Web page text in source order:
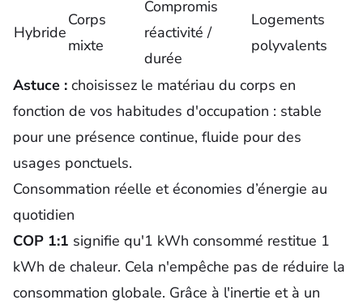
Hybride
Corps
mixte
Compromis
réactivité /
durée
Logements
polyvalents
Astuce : choisissez le matériau du corps en
fonction de vos habitudes d'occupation : stable
pour une présence continue, fluide pour des
usages ponctuels.
Consommation réelle et économies d’énergie au
quotidien
COP 1:1 signifie qu'1 kWh consommé restitue 1
kWh de chaleur. Cela n'empêche pas de réduire la
consommation globale. Grâce à l'inertie et à un